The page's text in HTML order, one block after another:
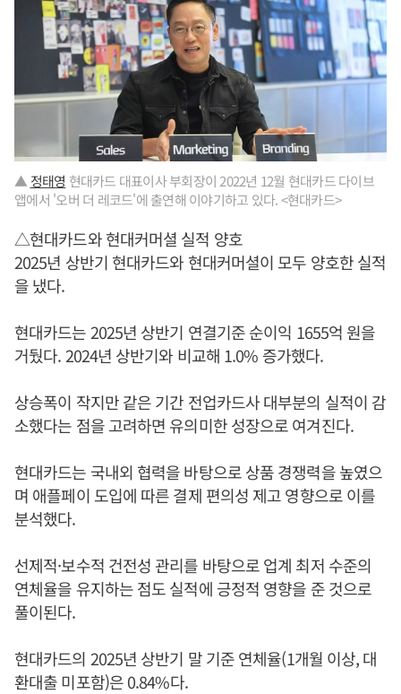
▲ 정태영 현대카드 대표이사 부회장이 2022년 12월 현대카드 다이브
앱에서 '오버 더 레코드'에 출연해 이야기하고 있다. <현대카드>
△현대카드와 현대커머셜 실적 양호
2025년 상반기 현대카드와 현대커머셜이 모두 양호한 실적
을 냈다.
현대카드는 2025년 상반기 연결기준 순이익 1655억 원을
거뒀다. 2024년 상반기와 비교해 1.0% 증가했다.
상승폭이 작지만 같은 기간 전업카드사 대부분의 실적이 감
소했다는 점을 고려하면 유의미한 성장으로 여겨진다.
현대카드는 국내외 협력을 바탕으로 상품 경쟁력을 높였으
며 애플페이 도입에 따른 결제 편의성 제고 영향으로 이를
분석했다.
선제적·보수적 건전성 관리를 바탕으로 업계 최저 수준의
연체율을 유지하는 점도 실적에 긍정적 영향을 준 것으로
풀이된다.
현대카드의 2025년 상반기 말 기준 연체율(1개월 이상, 대
환대출 미포함)은 0.84%다.